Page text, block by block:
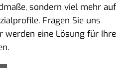
sondern viel mehr auf
Fragen Sie uns
werden eine Lösung für Ihre